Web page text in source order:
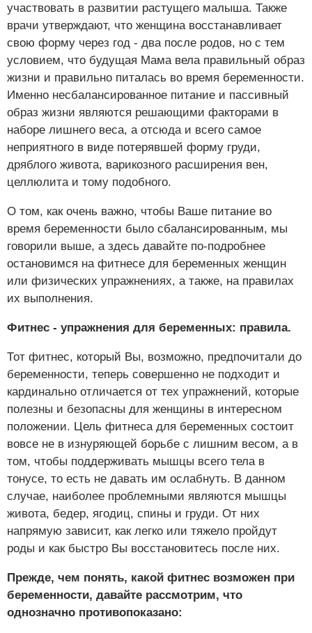
участвовать в развитии растущего малыша. Также
врачи утверждают, что женщина восстанавливает
свою форму через год - два после родов, но с тем
условием, что будущая Мама вела правильный образ
жизни и правильно питалась во время беременности.
Именно несбалансированное питание и пассивный
образ жизни являются решающими факторами в
наборе лишнего веса, а отсюда и всего самое
неприятного в виде потерявшей форму груди,
дряблого живота, варикозного расширения вен,
целлюлита и тому подобного.
О том, как очень важно, чтобы Ваше питание во
время беременности было сбалансированным, мы
говорили выше, а здесь давайте по-подробнее
остановимся на фитнесе для беременных женщин
или физических упражнениях, а также, на правилах
их выполнения.
Фитнес - упражнения для беременных: правила.
Тот фитнес, который Вы, возможно, предпочитали до
беременности, теперь совершенно не подходит и
кардинально отличается от тех упражнений, которые
полезны и безопасны для женщины в интересном
положении. Цель фитнеса для беременных состоит
вовсе не в изнуряющей борьбе с лишним весом, а в
том, чтобы поддерживать мышцы всего тела в
тонусе, то есть не давать им ослабнуть. В данном
случае, наиболее проблемными являются мышцы
живота, бедер, ягодиц, спины и груди. От них
напрямую зависит, как легко или тяжело пройдут
роды и как быстро Вы восстановитесь после них.
Прежде, чем понять, какой фитнес возможен при
беременности, давайте рассмотрим, что
однозначно противопоказано: